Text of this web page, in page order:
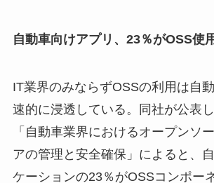
自動車向けアプリ、23％がOSS使
IT業界のみならずOSSの利用は自
速的に浸透している。同社が公表
「自動車業界におけるオープンソ
アの管理と安全確保」によると、
ケーションの23％がOSSコンポー